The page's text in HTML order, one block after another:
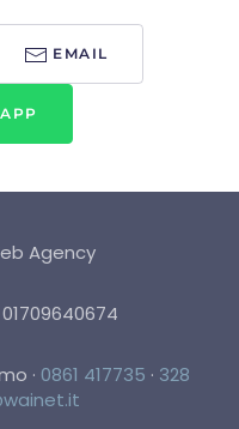
EMAIL
Agency
01709640674
· 0861 417735 · 328